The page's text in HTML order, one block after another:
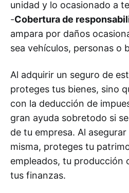
unidad y lo ocasionado a
-Cobertura de
ampara por daños
sea vehículos, personas o
Al adquirir un seguro de
proteges tus bienes, sino
con la deducción de
gran ayuda sobretodo si
de tu empresa. Al
misma, proteges tu
empleados, tu producción
tus finanzas.